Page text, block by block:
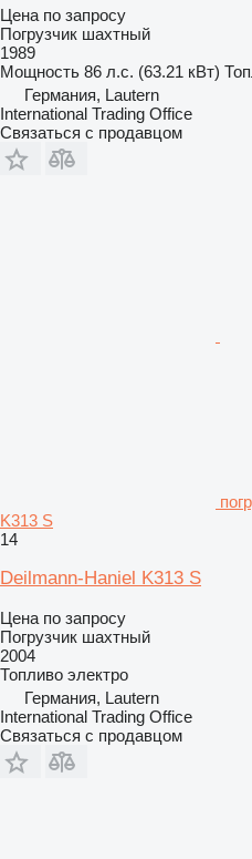
Цена по запросу
Погрузчик шахтный
1989
Мощность 86 л.с. (63.21 кВт)
Германия, Lautern
International Trading Office
Связаться с продавцом
K313 S
14
Deilmann-Haniel K313 S
Цена по запросу
Погрузчик шахтный
2004
Топливо электро
Германия, Lautern
International Trading Office
Связаться с продавцом